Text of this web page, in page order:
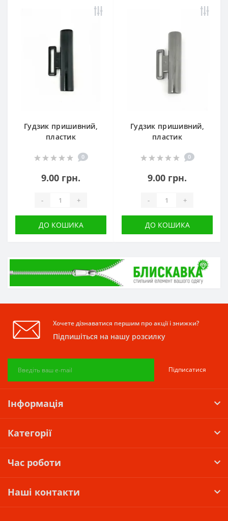
Гудзик пришивний,
пластик
0
9.00 грн.
- +
ДО КОШИКА
Гудзик пришивний,
пластик
0
9.00 грн.
- +
ДО КОШИКА
Хочете дізнаватися першим про акції і знижки?
Підпишіться на нашу розсилку
Підписатися
Інформація
Категорії
Час роботи
Наші контакти